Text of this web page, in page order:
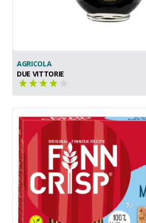
AGRICOLA
DUE VITTORIE